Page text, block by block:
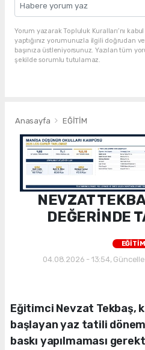
Yorum yazarak Topluluk Kuralları’nı
yaptığınız yorumunuzla ilgili doğrudan
başınıza üstleniyorsunuz. Yazılan tüm
şekilde sorumlu tutulamaz.
Anasayfa EĞİTİM
NEVZAT
DEĞERİNDE
EĞİTİM
04.08.2026 - 13:54,
Eğitimci Nevzat Tekbaş,
başlayan yaz tatili
baskı yapılmaması